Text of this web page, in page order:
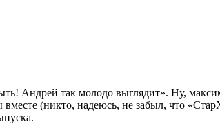
Андрей так молодо выглядит». Ну,
(никто, надеюсь, не забыл, что